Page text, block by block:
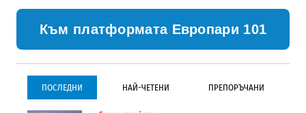
Към платформата Европари 101
ПОСЛЕДНИ НАЙ-ЧЕТЕНИ ПРЕПОРЪЧАНИ